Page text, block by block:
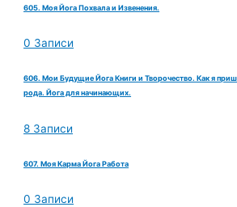
605. Моя Йога Похвала и Извенения.
0 Записи
606. Мои Будущие Йога Книги и Творочество. Как я
рода. Йога для начинающих.
8 Записи
607. Моя Карма Йога Работа
0 Записи